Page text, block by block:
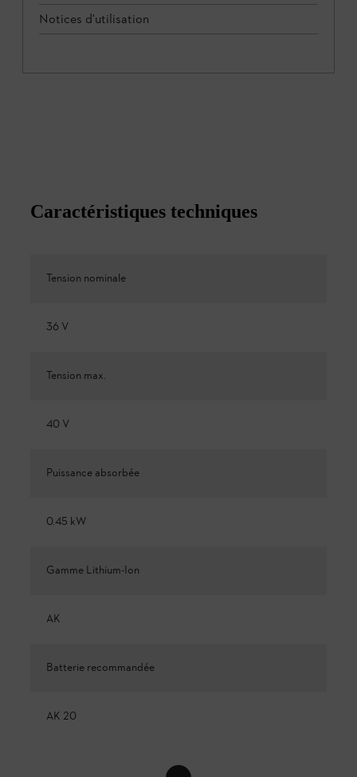
Notices d'utilisation
Caractéristiques techniques
Tension nominale
36 V
Tension max.
40 V
Puissance absorbée
0.45 kW
Gamme Lithium-Ion
AK
Batterie recommandée
AK 20